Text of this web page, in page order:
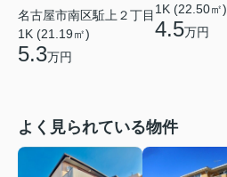
名古屋市南区駈上２丁目
1K (21.19㎡)
5.3万円
1K (22.50㎡)
4.5万円
よく見られている物件